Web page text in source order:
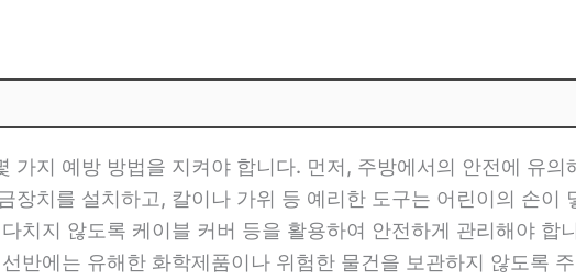
가지 예방 방법을 지켜야 합니다. 먼저, 주방에서의 안전에 유의
장치를 설치하고, 칼이나 가위 등 예리한 도구는 어린이의 손이
치지 않도록 케이블 커버 등을 활용하여 안전하게 관리해야 합
반에는 유해한 화학제품이나 위험한 물건을 보관하지 않도록